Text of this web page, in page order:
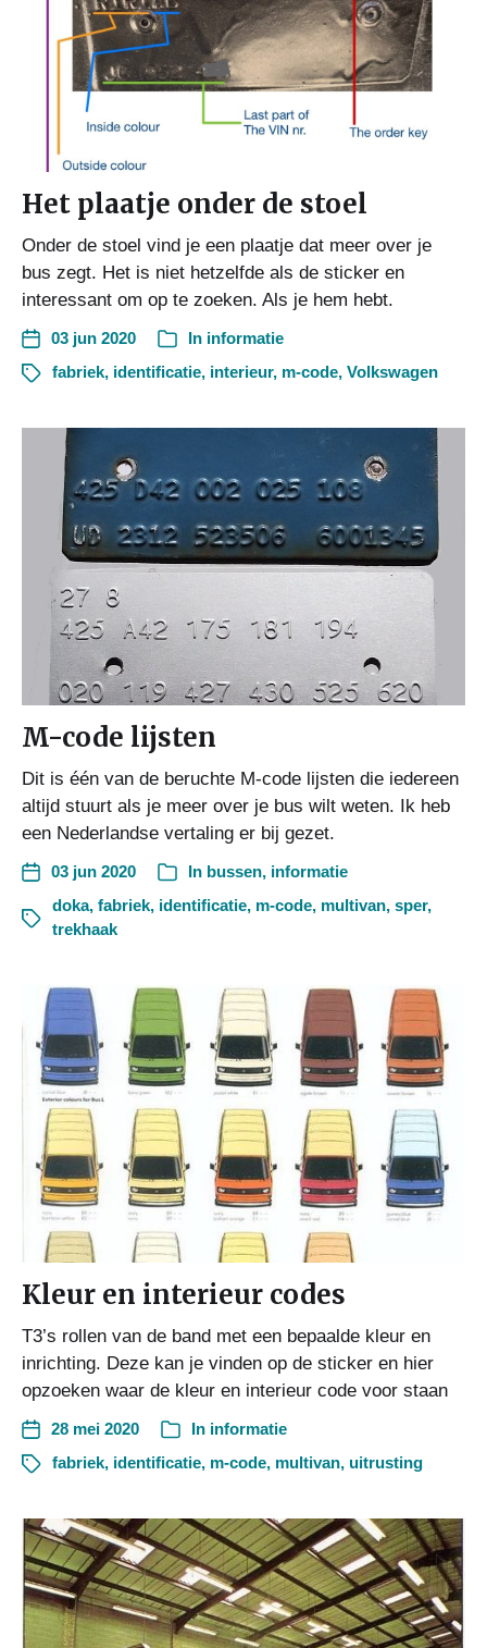
Het plaatje onder de stoel
Onder de stoel vind je een plaatje dat meer over je
bus zegt. Het is niet hetzelfde als de sticker en
interessant om op te zoeken. Als je hem hebt.
03 jun 2020 In informatie
fabriek, identificatie, interieur, m-code, Volkswagen
M-code lijsten
Dit is één van de beruchte M-code lijsten die iedereen
altijd stuurt als je meer over je bus wilt weten. Ik heb
een Nederlandse vertaling er bij gezet.
03 jun 2020 In bussen, informatie
doka, fabriek, identificatie, m-code, multivan, sper,
trekhaak
Kleur en interieur codes
T3’s rollen van de band met een bepaalde kleur en
inrichting. Deze kan je vinden op de sticker en hier
opzoeken waar de kleur en interieur code voor staan
28 mei 2020 In informatie
fabriek, identificatie, m-code, multivan, uitrusting